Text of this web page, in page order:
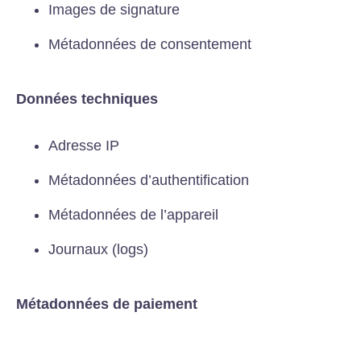
Images de signature
Métadonnées de consentement
Données techniques
Adresse IP
Métadonnées d’authentification
Métadonnées de l’appareil
Journaux (logs)
Métadonnées de paiement